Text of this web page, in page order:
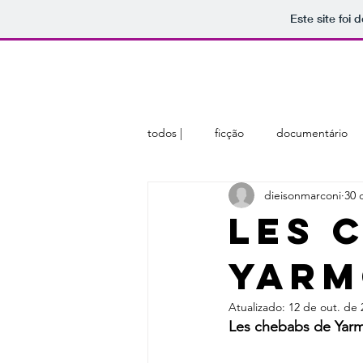
Este site foi
todos | ficção documentário
Les
dieisonmarconi 30
Atualizado: 12 de out. de
Les chebabs de